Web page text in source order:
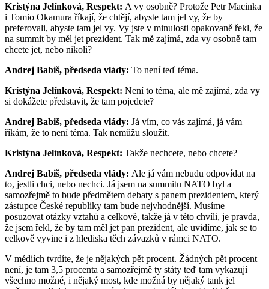
Kristýna Jelínková, Respekt: A vy osobně? Protože Petr Macinka
i Tomio Okamura říkají, že chtějí, abyste tam jel vy, že by
preferovali, abyste tam jel vy. Vy jste v minulosti opakovaně řekl, že
na summit by měl jet prezident. Tak mě zajímá, zda vy osobně tam
chcete jet, nebo nikoli?
Andrej Babiš, předseda vlády: To není teď téma.
Kristýna Jelínková, Respekt: Není to téma, ale mě zajímá, zda vy
si dokážete představit, že tam pojedete?
Andrej Babiš, předseda vlády: Já vím, co vás zajímá, já vám
říkám, že to není téma. Tak nemůžu sloužit.
Kristýna Jelínková, Respekt: Takže nechcete, nebo chcete?
Andrej Babiš, předseda vlády: Ale já vám nebudu odpovídat na
to, jestli chci, nebo nechci. Já jsem na summitu NATO byl a
samozřejmě to bude předmětem debaty s panem prezidentem, který
zástupce České republiky tam bude nejvhodnější. Musíme
posuzovat otázky vztahů a celkově, takže já v této chvíli, je pravda,
že jsem řekl, že by tam měl jet pan prezident, ale uvidíme, jak se to
celkově vyvine i z hlediska těch závazků v rámci NATO.
V médiích tvrdíte, že je nějakých pět procent. Žádných pět procent
není, je tam 3,5 procenta a samozřejmě ty státy teď tam vykazují
všechno možné, i nějaký most, kde možná by nějaký tank jel